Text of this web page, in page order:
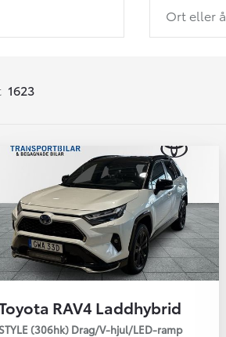
Corolla
HYBRID
Ort eller
1623
RAV4 Laddhybrid
(306hk) Drag/V-hjul/LED-ramp